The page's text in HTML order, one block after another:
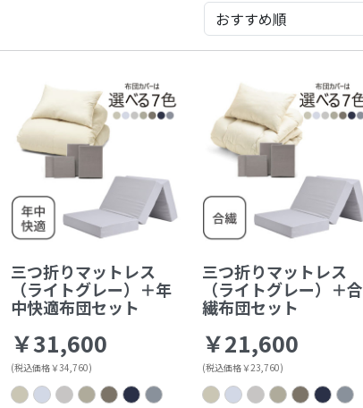
三つ折りマットレス
（ライトグレー）＋年
中快適布団セット
￥31,600
(税込価格￥34,760)
三つ折りマットレス
（ライトグレー）＋合
繊布団セット
￥21,600
(税込価格￥23,760)